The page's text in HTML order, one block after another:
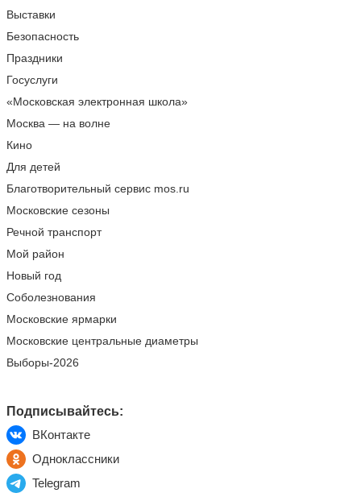
Выставки
Безопасность
Праздники
Госуслуги
«Московская электронная школа»
Москва — на волне
Кино
Для детей
Благотворительный сервис mos.ru
Московские сезоны
Речной транспорт
Мой район
Новый год
Соболезнования
Московские ярмарки
Московские центральные диаметры
Выборы-2026
Подписывайтесь:
ВКонтакте
Одноклассники
Telegram